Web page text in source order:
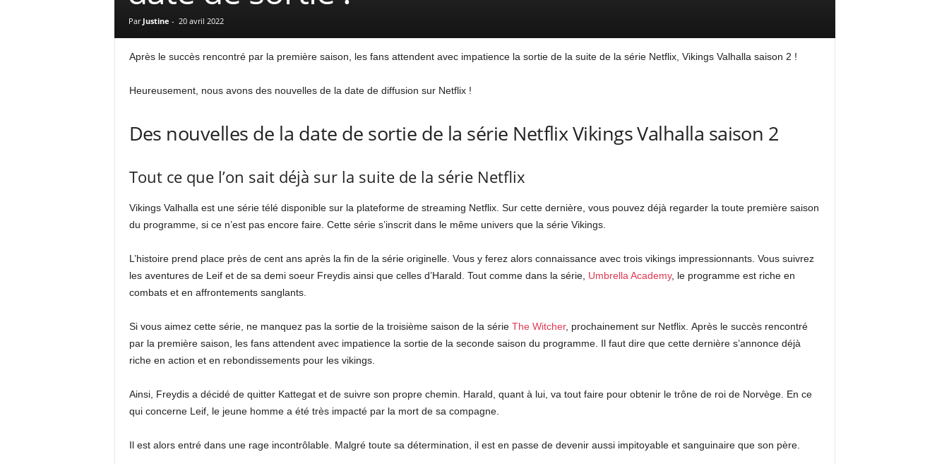
Par Justine - 20 avril 2022
Après le succès rencontré par la première saison, les fans attendent avec impatience la sortie de la suite de la série Netflix, Vikings Valhalla saison 2 !
Heureusement, nous avons des nouvelles de la date de diffusion sur Netflix !
Des nouvelles de la date de sortie de la série Netflix Vikings Valhalla saison 2
Tout ce que l’on sait déjà sur la suite de la série Netflix
Vikings Valhalla est une série télé disponible sur la plateforme de streaming Netflix. Sur cette dernière, vous pouvez déjà regarder la toute première saison
du programme, si ce n’est pas encore faire. Cette série s’inscrit dans le même univers que la série Vikings.
L’histoire prend place près de cent ans après la fin de la série originelle. Vous y ferez alors connaissance avec trois vikings impressionnants. Vous suivrez
les aventures de Leif et de sa demi soeur Freydis ainsi que celles d’Harald. Tout comme dans la série, Umbrella Academy, le programme est riche en
combats et en affrontements sanglants.
Si vous aimez cette série, ne manquez pas la sortie de la troisième saison de la série The Witcher, prochainement sur Netflix. Après le succès rencontré
par la première saison, les fans attendent avec impatience la sortie de la seconde saison du programme. Il faut dire que cette dernière s’annonce déjà
riche en action et en rebondissements pour les vikings.
Ainsi, Freydis a décidé de quitter Kattegat et de suivre son propre chemin. Harald, quant à lui, va tout faire pour obtenir le trône de roi de Norvège. En ce
qui concerne Leif, le jeune homme a été très impacté par la mort de sa compagne.
Il est alors entré dans une rage incontrôlable. Malgré toute sa détermination, il est en passe de devenir aussi impitoyable et sanguinaire que son père.